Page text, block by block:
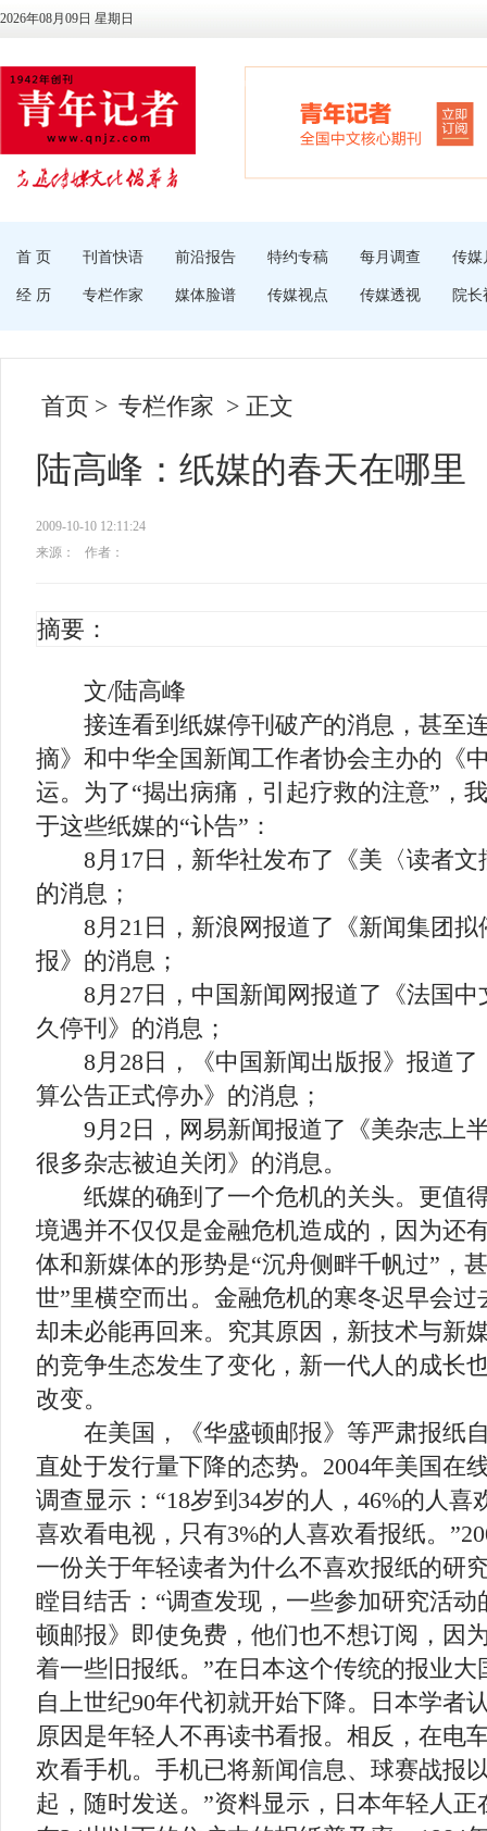
2026年08月09日 星期日
首 页 刊首快语 前沿报告 特约专稿 每月调查 传媒
经 历 专栏作家 媒体脸谱 传媒视点 传媒透视 院长
首页 > 专栏作家 > 正文
陆高峰：纸媒的春天在哪里
2009-10-10 12:11:24
来源：
作者：
摘要：
文/陆高峰
接连看到纸媒停刊破产的消息，甚至
摘》和中华全国新闻工作者协会主办的《
运。为了“揭出病痛，引起疗救的注意”，
于这些纸媒的“讣告”：
8月17日，新华社发布了《美〈读者文
的消息；
8月21日，新浪网报道了《新闻集团拟
报》的消息；
8月27日，中国新闻网报道了《法国中
久停刊》的消息；
8月28日，《中国新闻出版报》报道了
算公告正式停办》的消息；
9月2日，网易新闻报道了《美杂志上
很多杂志被迫关闭》的消息。
纸媒的确到了一个危机的关头。更值
境遇并不仅仅是金融危机造成的，因为还
体和新媒体的形势是“沉舟侧畔千帆过”，
世”里横空而出。金融危机的寒冬迟早会
却未必能再回来。究其原因，新技术与新
的竞争生态发生了变化，新一代人的成长
改变。
在美国，《华盛顿邮报》等严肃报纸自
直处于发行量下降的态势。2004年美国在
调查显示：“18岁到34岁的人，46%的人喜
喜欢看电视，只有3%的人喜欢看报纸。
一份关于年轻读者为什么不喜欢报纸的研
瞠目结舌：“调查发现，一些参加研究活
顿邮报》即使免费，他们也不想订阅，因
着一些旧报纸。”在日本这个传统的报业
自上世纪90年代初就开始下降。日本学者
原因是年轻人不再读书看报。相反，在电
欢看手机。手机已将新闻信息、球赛战报
起，随时发送。”资料显示，日本年轻人